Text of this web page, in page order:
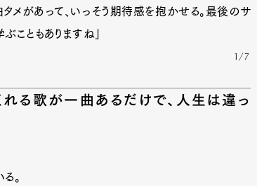
タメがあって、いっそう期待感を抱かせる。最後のサ
こともありますね」
1/7
れる歌が一曲あるだけで、人生は違っ
。